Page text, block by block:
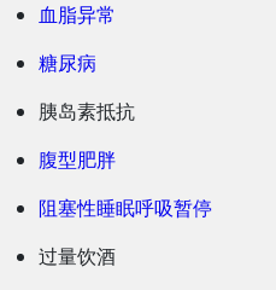
血脂异常
糖尿病
胰岛素抵抗
腹型肥胖
阻塞性睡眠呼吸暂停
过量饮酒